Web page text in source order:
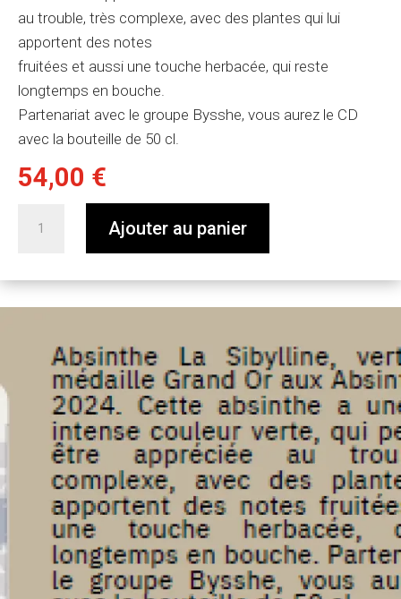
au trouble, très complexe, avec des plantes qui lui
apportent des notes
fruitées et aussi une touche herbacée, qui reste
longtemps en bouche.
Partenariat avec le groupe Bysshe, vous aurez le CD
avec la bouteille de 50 cl.
54,00 €
Sibylline
-
Ajouter au panier